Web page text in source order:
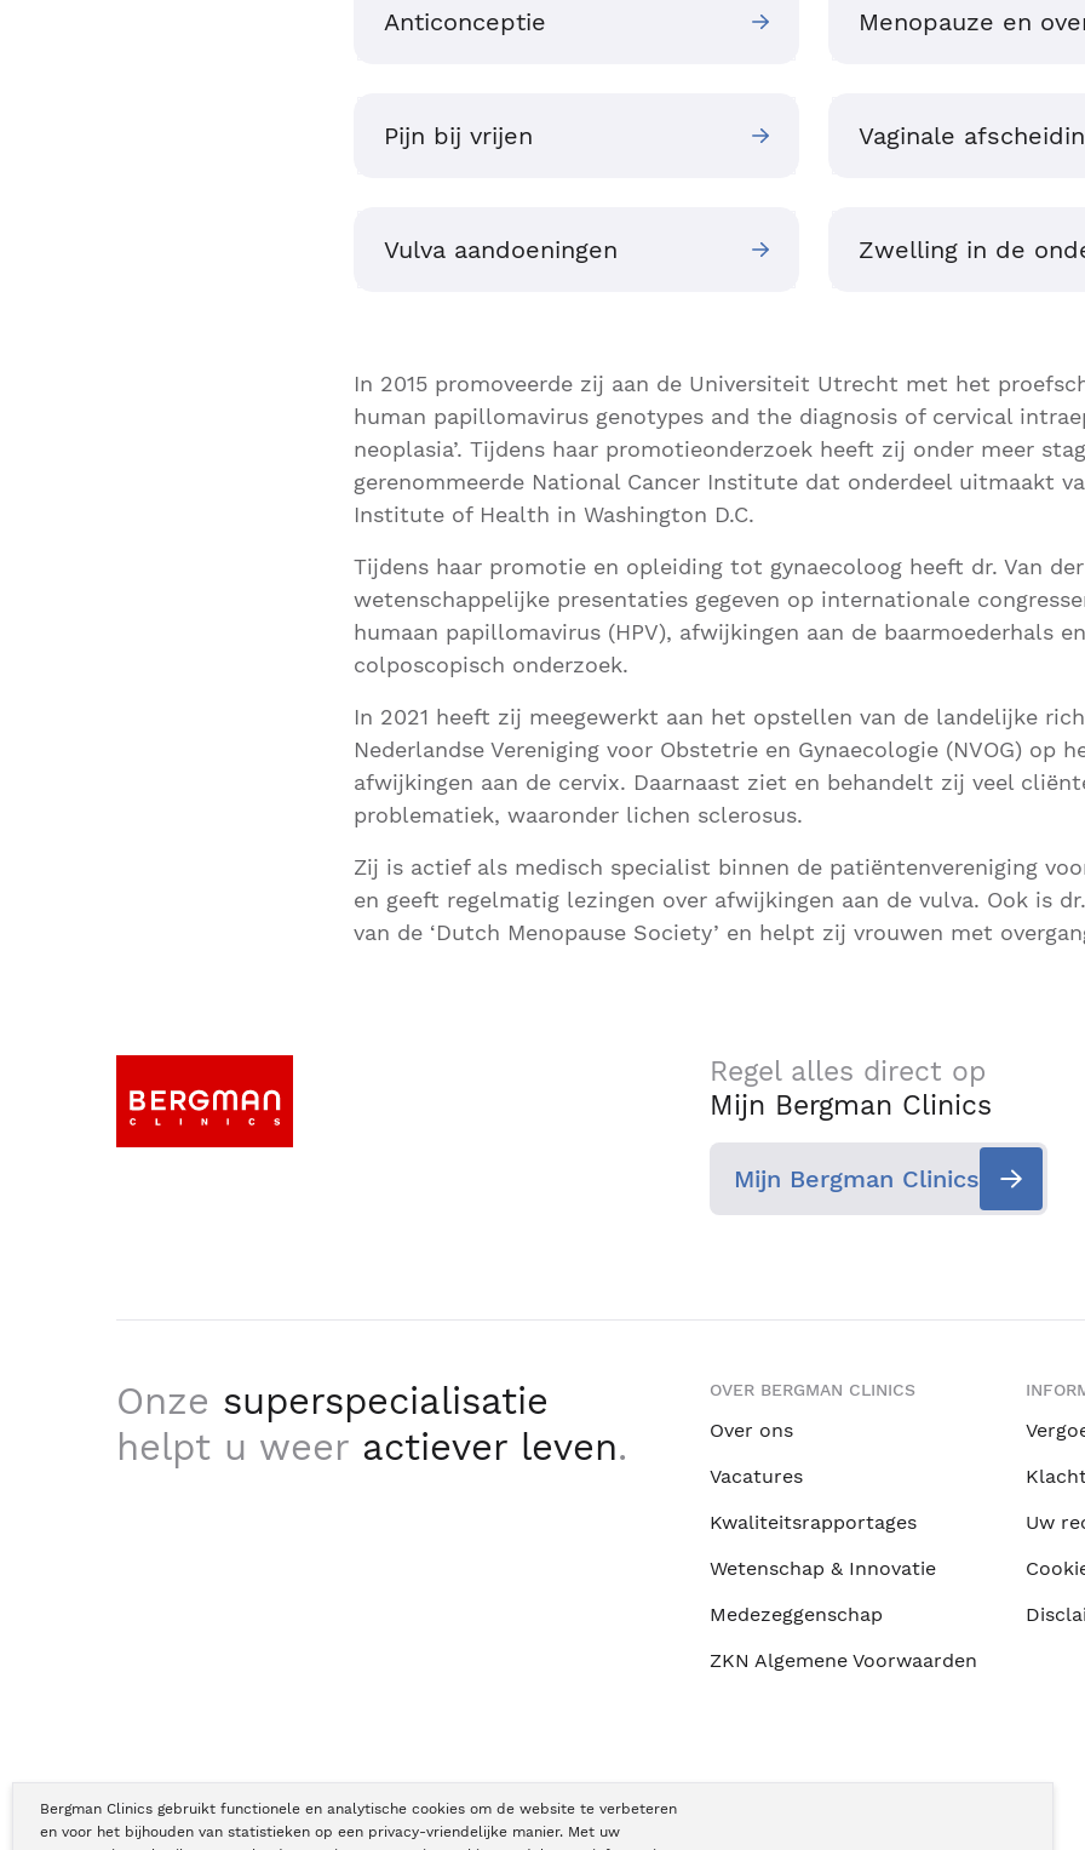
Bergman Clinics gebruikt functionele en analytische cookies om de website te verbeteren
en voor het bijhouden van statistieken op een privacy-vriendelijke manier. Met uw
Anticonceptie Menopauze en
Pijn bij vrijen Vaginale
Vulva aandoeningen Zwelling in de
In 2015 promoveerde zij aan de Universiteit Utrecht met het
human papillomavirus genotypes and the diagnosis of cervical
neoplasia’. Tijdens haar promotieonderzoek heeft zij onder meer
gerenommeerde National Cancer Institute dat onderdeel uitmaakt
Institute of Health in Washington D.C.
Tijdens haar promotie en opleiding tot gynaecoloog heeft dr. Van
wetenschappelijke presentaties gegeven op internationale
humaan papillomavirus (HPV), afwijkingen aan de baarmoederhals
colposcopisch onderzoek.
In 2021 heeft zij meegewerkt aan het opstellen van de landelijke
Nederlandse Vereniging voor Obstetrie en Gynaecologie (NVOG) op
afwijkingen aan de cervix. Daarnaast ziet en behandelt zij veel
problematiek, waaronder lichen sclerosus.
Zij is actief als medisch specialist binnen de patiëntenvereniging
en geeft regelmatig lezingen over afwijkingen aan de vulva. Ook is
van de ‘Dutch Menopause Society’ en helpt zij vrouwen met
Regel alles direct op
Mijn Bergman Clinics
Mijn Bergman Clinics
Onze superspecialisatie
helpt u weer actiever leven.
OVER BERGMAN CLINICS
Over ons
Vacatures
Kwaliteitsrapportages
Wetenschap & Innovatie
Medezeggenschap
ZKN Algemene Voorwaarden
Uw